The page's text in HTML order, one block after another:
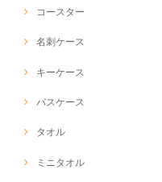
コースター
名刺ケース
キーケース
パスケース
タオル
ミニタオル